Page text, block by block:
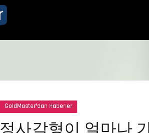
GoldMaster'dan Haberler